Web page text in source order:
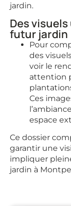
jardin.
Des
futur jardin
Pour
des
voir le
attention
Ces
espace
Ce dossier
garantir une
impliquer
jardin à